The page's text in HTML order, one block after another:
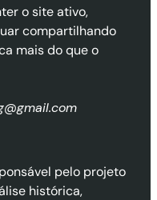
o site ativo,
compartilhando
mais do que o
pelo projeto
histórica,